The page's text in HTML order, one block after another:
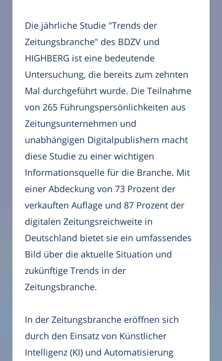
Die jährliche Studie "Trends der
Zeitungsbranche" des BDZV und
HIGHBERG ist eine bedeutende
Untersuchung, die bereits zum zehnten
Mal durchgeführt wurde. Die Teilnahme
von 265 Führungspersönlichkeiten aus
Zeitungsunternehmen und
unabhängigen Digitalpublishern macht
diese Studie zu einer wichtigen
Informationsquelle für die Branche. Mit
einer Abdeckung von 73 Prozent der
verkauften Auflage und 87 Prozent der
digitalen Zeitungsreichweite in
Deutschland bietet sie ein umfassendes
Bild über die aktuelle Situation und
zukünftige Trends in der
Zeitungsbranche.
In der Zeitungsbranche eröffnen sich
durch den Einsatz von Künstlicher
Intelligenz (KI) und Automatisierung